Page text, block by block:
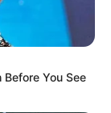
Before You See